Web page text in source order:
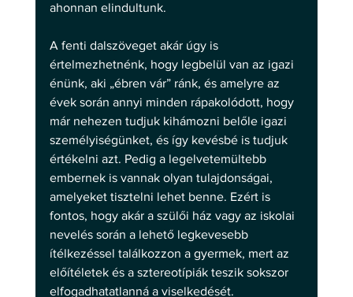
ahonnan elindultunk.
A fenti dalszöveget akár úgy is
értelmezhetnénk, hogy legbelül van az igazi
énünk, aki „ébren vár” ránk, és amelyre az
évek során annyi minden rápakolódott, hogy
már nehezen tudjuk kihámozni belőle igazi
személyiségünket, és így kevésbé is tudjuk
értékelni azt. Pedig a legelvetemültebb
embernek is vannak olyan tulajdonságai,
amelyeket tisztelni lehet benne. Ezért is
fontos, hogy akár a szülői ház vagy az iskolai
nevelés során a lehető legkevesebb
ítélkezéssel találkozzon a gyermek, mert az
előítéletek és a sztereotípiák teszik sokszor
elfogadhatatlanná a viselkedését.